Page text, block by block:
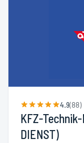
4.9(88)
KFZ-
DIENST)